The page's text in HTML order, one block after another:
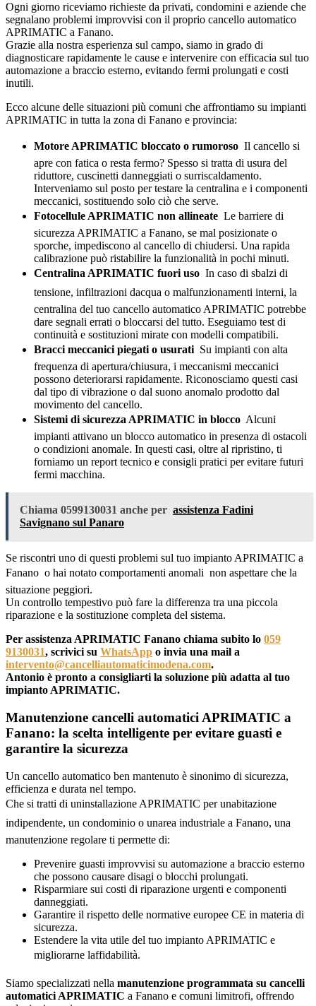
Ogni giorno riceviamo richieste da privati, condomini e aziende che
segnalano problemi improvvisi con il proprio cancello automatico
APRIMATIC a Fanano.
Grazie alla nostra esperienza sul campo, siamo in grado di
diagnosticare rapidamente le cause e intervenire con efficacia sul tuo
automazione a braccio esterno, evitando fermi prolungati e costi
inutili.
Ecco alcune delle situazioni più comuni che affrontiamo su impianti
APRIMATIC in tutta la zona di Fanano e provincia:
Motore APRIMATIC bloccato o rumoroso  Il cancello si
apre con fatica o resta fermo? Spesso si tratta di usura del
riduttore, cuscinetti danneggiati o surriscaldamento.
Interveniamo sul posto per testare la centralina e i componenti
meccanici, sostituendo solo ciò che serve.
Fotocellule APRIMATIC non allineate  Le barriere di
sicurezza APRIMATIC a Fanano, se mal posizionate o
sporche, impediscono al cancello di chiudersi. Una rapida
calibrazione può ristabilire la funzionalità in pochi minuti.
Centralina APRIMATIC fuori uso  In caso di sbalzi di
tensione, infiltrazioni dacqua o malfunzionamenti interni, la
centralina del tuo cancello automatico APRIMATIC potrebbe
dare segnali errati o bloccarsi del tutto. Eseguiamo test di
continuità e sostituzioni mirate con modelli compatibili.
Bracci meccanici piegati o usurati  Su impianti con alta
frequenza di apertura/chiusura, i meccanismi meccanici
possono deteriorarsi rapidamente. Riconosciamo questi casi
dal tipo di vibrazione o dal suono anomalo prodotto dal
movimento del cancello.
Sistemi di sicurezza APRIMATIC in blocco  Alcuni
impianti attivano un blocco automatico in presenza di ostacoli
o condizioni anomale. In questi casi, oltre al ripristino, ti
forniamo un report tecnico e consigli pratici per evitare futuri
fermi macchina.
Chiama 0599130031 anche per assistenza Fadini
Savignano sul Panaro
Se riscontri uno di questi problemi sul tuo impianto APRIMATIC a
Fanano  o hai notato comportamenti anomali  non aspettare che la
situazione peggiori.
Un controllo tempestivo può fare la differenza tra una piccola
riparazione e la sostituzione completa del sistema.
Per assistenza APRIMATIC Fanano chiama subito lo 059
9130031, scrivici su WhatsApp o invia una mail a
intervento@cancelliautomaticimodena.com.
Antonio è pronto a consigliarti la soluzione più adatta al tuo
impianto APRIMATIC.
Manutenzione cancelli automatici APRIMATIC a
Fanano: la scelta intelligente per evitare guasti e
garantire la sicurezza
Un cancello automatico ben mantenuto è sinonimo di sicurezza,
efficienza e durata nel tempo.
Che si tratti di uninstallazione APRIMATIC per unabitazione
indipendente, un condominio o unarea industriale a Fanano, una
manutenzione regolare ti permette di:
Prevenire guasti improvvisi su automazione a braccio esterno
che possono causare disagi o blocchi prolungati.
Risparmiare sui costi di riparazione urgenti e componenti
danneggiati.
Garantire il rispetto delle normative europee CE in materia di
sicurezza.
Estendere la vita utile del tuo impianto APRIMATIC e
migliorarne laffidabilità.
Siamo specializzati nella manutenzione programmata su cancelli
automatici APRIMATIC a Fanano e comuni limitrofi, offrendo